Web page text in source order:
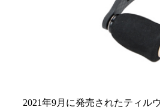
2021年9月に発売されたティル